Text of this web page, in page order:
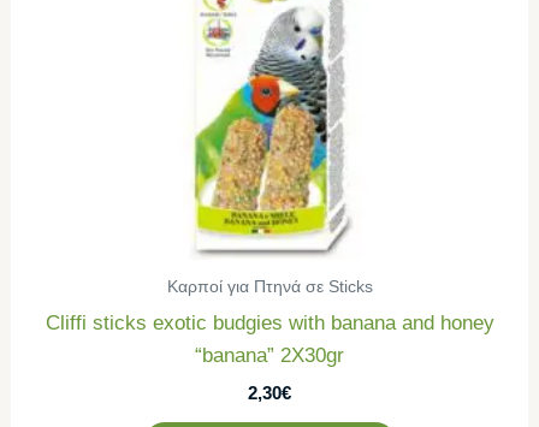
Καρποί για Πτηνά σε Sticks
Cliffi sticks exotic budgies with banana and honey
“banana” 2Χ30gr
2,30€